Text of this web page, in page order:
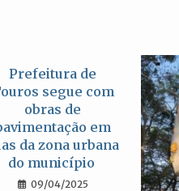
Prefeitura de
segue com
obras de
em
da zona urbana
do município
09/04/2025